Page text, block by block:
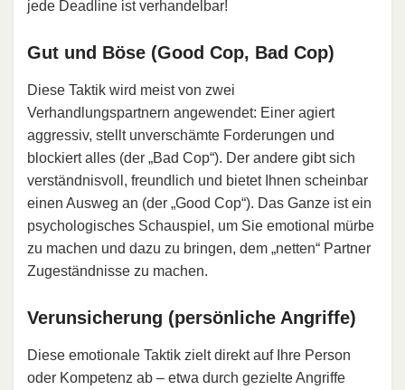
jede Deadline ist verhandelbar!
Gut und Böse (Good Cop, Bad Cop)
Diese Taktik wird meist von zwei
Verhandlungspartnern angewendet: Einer agiert
aggressiv, stellt unverschämte Forderungen und
blockiert alles (der „Bad Cop“). Der andere gibt sich
verständnisvoll, freundlich und bietet Ihnen scheinbar
einen Ausweg an (der „Good Cop“). Das Ganze ist ein
psychologisches Schauspiel, um Sie emotional mürbe
zu machen und dazu zu bringen, dem „netten“ Partner
Zugeständnisse zu machen.
Verunsicherung (persönliche Angriffe)
Diese emotionale Taktik zielt direkt auf Ihre Person
oder Kompetenz ab – etwa durch gezielte Angriffe